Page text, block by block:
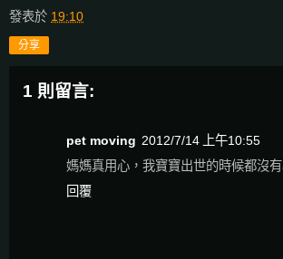
發表於 19:10
分享
1 則留言:
pet moving 2012/7/14 上午10:55
媽媽真用心，我寶寶出世的時候都沒
回覆